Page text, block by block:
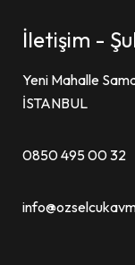
İletişim -
Yeni Mahalle
İSTANBUL
0850 495 00 32